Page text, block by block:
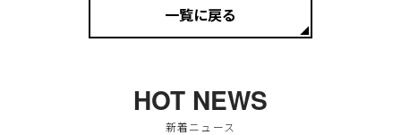
一覧に戻る
HOT NEWS
新着ニュース